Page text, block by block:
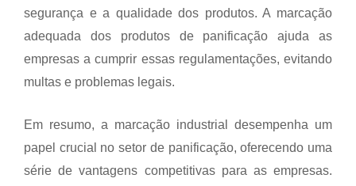
segurança e a qualidade dos produtos. A marcação
adequada dos produtos de panificação ajuda as
empresas a cumprir essas regulamentações, evitando
multas e problemas legais.
Em resumo, a marcação industrial desempenha um
papel crucial no setor de panificação, oferecendo uma
série de vantagens competitivas para as empresas.